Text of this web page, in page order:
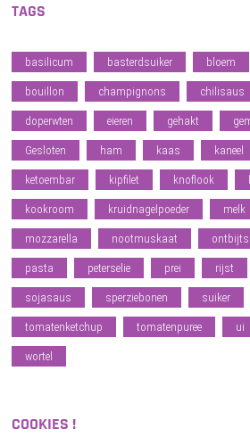
TAGS
basilicum basterdsuiker bloem
bouillon champignons chilisaus
doperwten eieren gehakt
Gesloten ham kaas kaneel
ketoembar kipfilet knoflook
kookroom kruidnagelpoeder melk
mozzarella nootmuskaat
pasta peterselie prei rijst
sojasaus sperziebonen suiker
tomatenketchup tomatenpuree ui
wortel
COOKIES !